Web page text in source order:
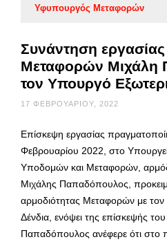
Υφυπουργός Μεταφορών
Συνάντηση
Μεταφορών Μιχάλη
τον Υπουργό
17 ΦΕΒΡΟΥΑΡΊΟΥ, 2022
Επίσκεψη εργασίας
Φεβρουαρίου 2022, στο
Υποδομών και Μεταφορών,
Μιχάλης Παπαδόπουλος,
αρμοδιότητας Μεταφορών με
Δένδια, ενόψει της επίσκεψής
Παπαδόπουλος ανέφερε ότι στο